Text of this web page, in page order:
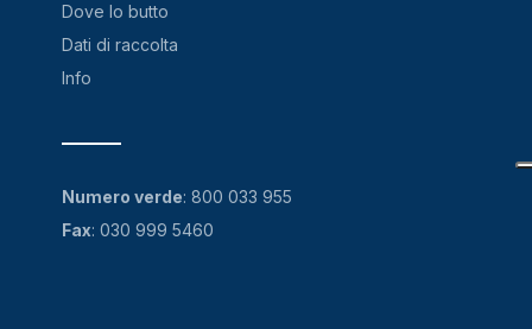
Dove lo butto
Dati di raccolta
Info
Numero verde: 800 033 955
Fax: 030 999 5460